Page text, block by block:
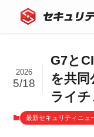
G7と
を共
ライ
2026
5/18
最新セキュリティニュ